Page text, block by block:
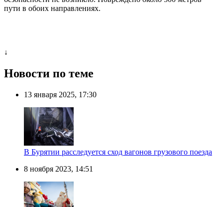
пути в обоих направлениях.
↓
Новости по теме
13 января 2025, 17:30
В Бурятии расследуется сход вагонов грузового поезда
8 ноября 2023, 14:51